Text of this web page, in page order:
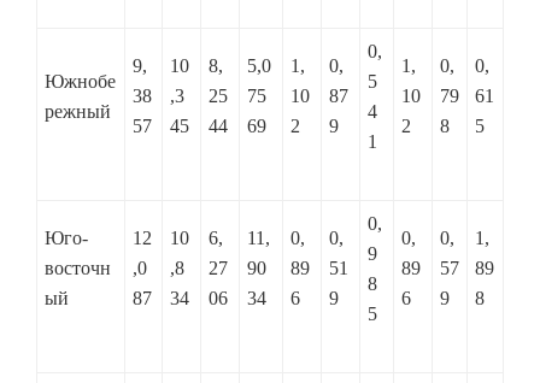
Южнобе
режный
9,
38
57
10
,3
45
8,
25
44
5,0
75
69
1,
10
2
0,
87
9
0,
5
4
1
1,
10
2
0,
79
8
0,
61
5
Юго-
восточн
ый
12
,0
87
10
,8
34
6,
27
06
11,
90
34
0,
89
6
0,
51
9
0,
9
8
5
0,
89
6
0,
57
9
1,
89
8